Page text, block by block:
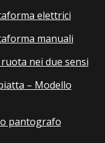
elettrici
manuali
nei due sensi
– Modello
pantografo